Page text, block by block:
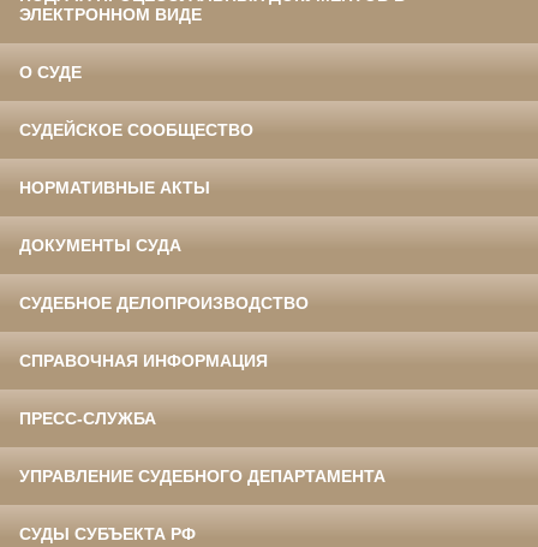
ЭЛЕКТРОННОМ ВИДЕ
О СУДЕ
СУДЕЙСКОЕ СООБЩЕСТВО
НОРМАТИВНЫЕ АКТЫ
ДОКУМЕНТЫ СУДА
СУДЕБНОЕ ДЕЛОПРОИЗВОДСТВО
СПРАВОЧНАЯ ИНФОРМАЦИЯ
ПРЕСС-СЛУЖБА
УПРАВЛЕНИЕ СУДЕБНОГО ДЕПАРТАМЕНТА
СУДЫ СУБЪЕКТА РФ